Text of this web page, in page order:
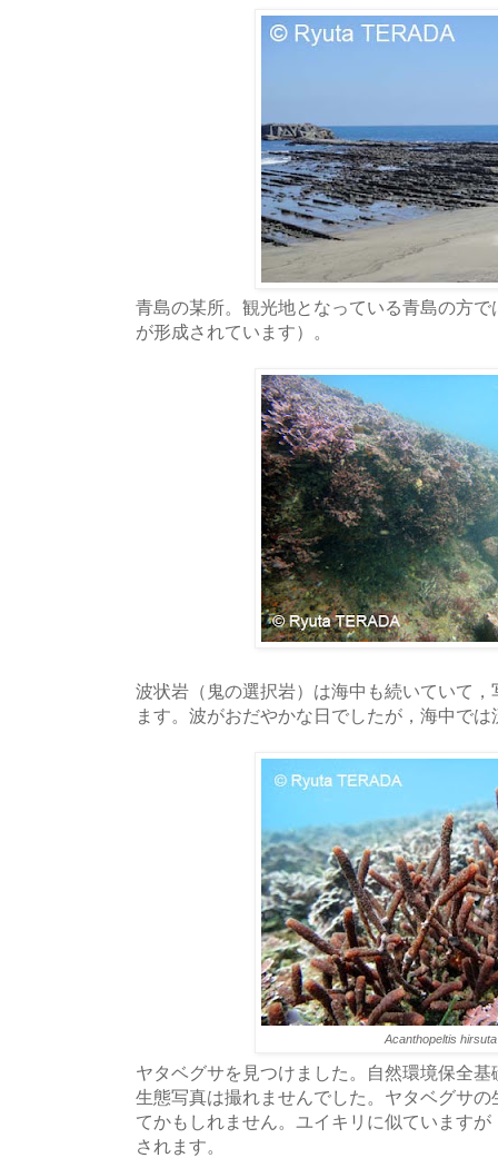
青島の某所。観光地となっている青島の方
が形成されています）。
波状岩（鬼の選択岩）は海中も続いていて
ます。波がおだやかな日でしたが，海中で
Acanthopeltis hirsuta
ヤタベグサを見つけました。自然環境保全
生態写真は撮れませんでした。ヤタベグサ
てかもしれません。ユイキリに似ています
されます。